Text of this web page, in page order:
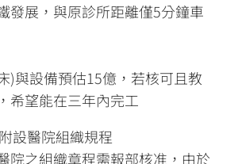
發展，與原診所距離僅5分鐘車
)與設備預估15億，若核可且教
希望能在三年內完工
設醫院組織規程
院之組織章程需報部核准，由於